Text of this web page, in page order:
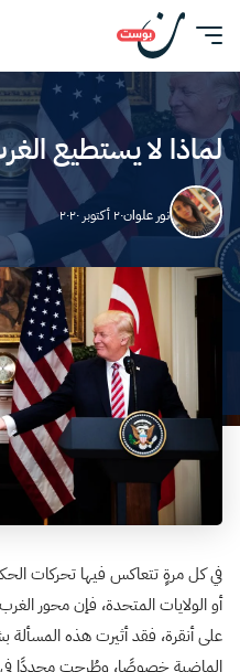
لماذا لا يستطيع
نور علوان٢٠ أكتوبر ٢٠٢٠
في كل مرةٍ تتعاكس فيها تحركات
أو الولايات المتحدة، فإن محور
على أنقرة، فقد أثيرت هذه المسألة
الماضية خصوصًا، وطُرحت مجددًا في